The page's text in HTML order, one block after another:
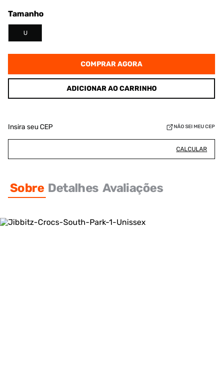
Tamanho
U
COMPRAR AGORA
ADICIONAR AO CARRINHO
Insira seu CEP NÃO SEI MEU CEP
CALCULAR
Sobre Detalhes Avaliações